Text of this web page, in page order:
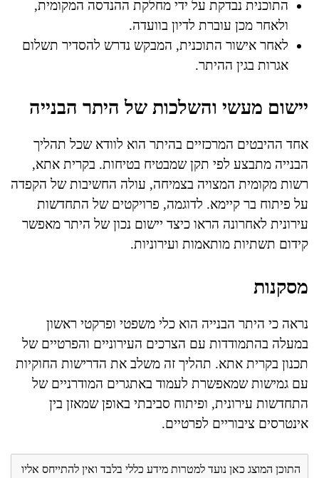
התוכנית נבדקת על ידי מחלקת ההנדסה המקומית,
ולאחר מכן עוברת לדיון בוועדה.
לאחר אישור התוכנית, המבקש נדרש להסדיר תשלום
אגרות בגין ההיתר.
יישום מעשי והשלכות של היתר הבנייה
אחד ההיבטים המרכזיים בהיתר הוא לוודא שכל תהליך
הבנייה מתבצע לפי תקן שמבטיח בטיחות. בקרית אתא,
רשות מקומית המצויה בצמיחה, עולה החשיבות של הקפדה
על פיתוח בר קיימא. לדוגמה, פרויקטים של התחדשות
עירונית לאחרונה הראו כיצד יישום נכון של היתר מאפשר
קידום תשתיות מותאמות ועירוניות.
מסקנות
נראה כי היתר הבנייה הוא כלי משפטי ופרקטי ראשון
במעלה בהתמודדות עם הצרכים העירוניים והפרטיים של
תכנון בקרית אתא. תהליך זה משלב את הדרישות החוקיות
עם גמישות שמאפשרת לעמוד באתגרים המודרניים של
התחדשות עירונית, ופיתוח סביבתי באופן שמאזן בין
אינטרסים ציבוריים לפרטיים.
התוכן המוצג כאן נועד למטרות מידע כללי בלבד ואין להתייחס אליו